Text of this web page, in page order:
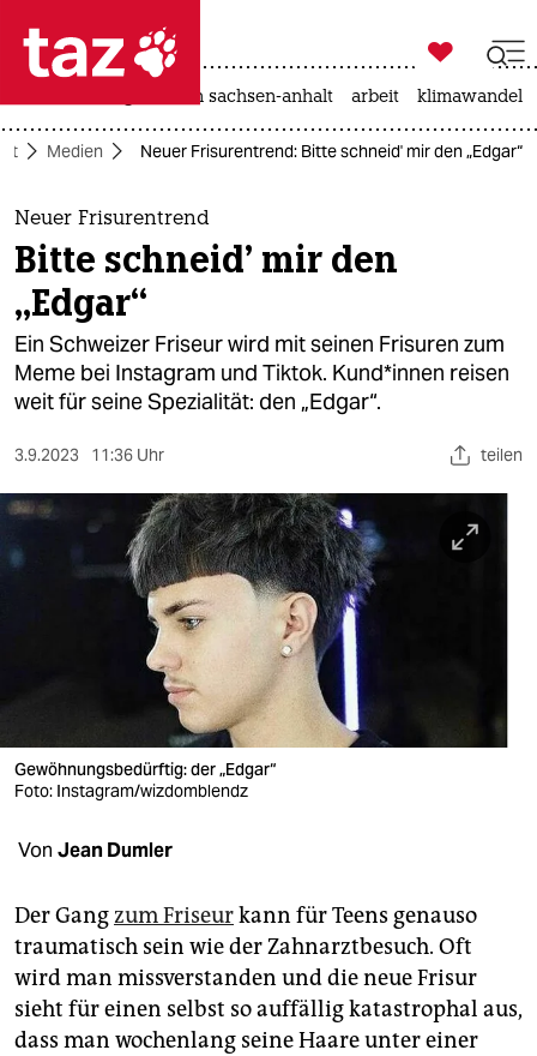
 taz zahl ich
taz zahl ich
themen
politik
öko
gesellschaft
sport
berlin
verlag
veranstaltungen
shop
unterstützen
abo
genossenschaft

taz zahl ich
landtagswahl in sachsen-anhalt arbeit klimawandel
Medien Neuer Frisurentrend: Bitte schneid' mir den „Edgar“
Neuer Frisurentrend
Bitte schneid' mir den
„Edgar“
Ein Schweizer Friseur wird mit seinen Frisuren zum
Meme bei Instagram und Tiktok. Kun­d*in­nen reisen
weit für seine Spezialität: den „Edgar“.
3.9.2023 11:36 Uhr teilen
Gewöhnungsbedürftig: der „Edgar“
Foto: Instagram/wizdomblendz
Von Jean Dumler
Der Gangzum Friseurkann für Teens genauso
traumatisch sein wie der Zahnarztbesuch. Oft
wird man missverstanden und die neue Frisur
sieht für einen selbst so auffällig katastrophal aus,
dass man wochenlang seine Haare unter einer